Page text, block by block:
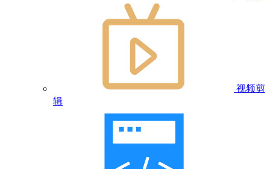
视频剪
辑